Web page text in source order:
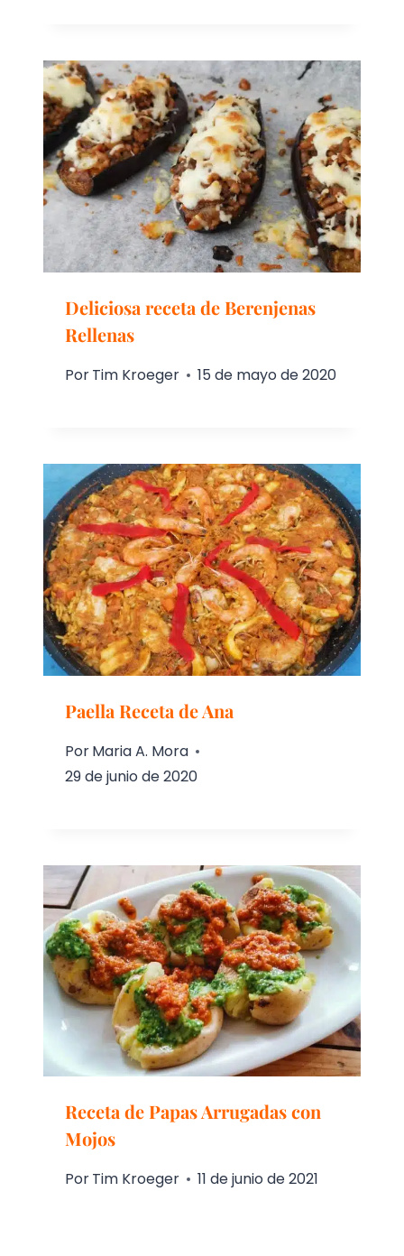
Deliciosa receta de Berenjenas
Rellenas
PorTim Kroeger 15 de mayo de 2020
Paella Receta de Ana
PorMaria A. Mora
29 de junio de 2020
Receta de Papas Arrugadas con
Mojos
PorTim Kroeger 11 de junio de 2021